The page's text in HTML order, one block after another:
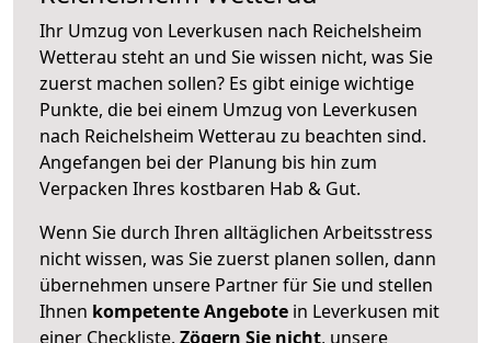
Ihr Umzug von Leverkusen nach Reichelsheim
Wetterau steht an und Sie wissen nicht, was Sie
zuerst machen sollen? Es gibt einige wichtige
Punkte, die bei einem Umzug von Leverkusen
nach Reichelsheim Wetterau zu beachten sind.
Angefangen bei der Planung bis hin zum
Verpacken Ihres kostbaren Hab & Gut.
Wenn Sie durch Ihren alltäglichen Arbeitsstress
nicht wissen, was Sie zuerst planen sollen, dann
übernehmen unsere Partner für Sie und stellen
Ihnen kompetente Angebote in Leverkusen mit
einer Checkliste. Zögern Sie nicht, unsere